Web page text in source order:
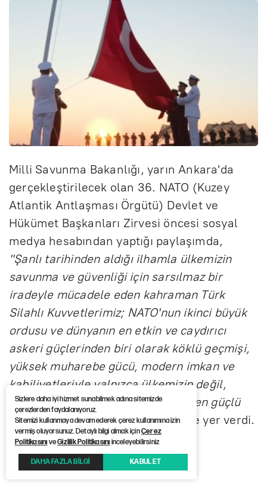
Milli Savunma Bakanlığı, yarın Ankara'da
gerçekleştirilecek olan 36. NATO (Kuzey
Atlantik Antlaşması Örgütü) Devlet ve
Hükümet Başkanları Zirvesi öncesi sosyal
medya hesabından yaptığı paylaşımda,
"Şanlı tarihinden aldığı ilhamla ülkemizin
savunma ve güvenliği için sarsılmaz bir
iradeyle mücadele eden kahraman Türk
Silahlı Kuvvetlerimiz; NATO'nun ikinci büyük
ordusu ve dünyanın en etkin ve caydırıcı
askeri güçlerinden biri olarak köklü geçmişi,
yüksek muharebe gücü, modern imkan ve
kabiliyetleriyle yalnızca ülkemizin değil,
bölgesel ve küresel güvenliğin de en güçlü
teminatlarından biridir"ifadelerine yer verdi.
Haber Kaynağı :
Sizlere daha iyi hizmet sunabilmek adına sitemizde
çerezlerden faydalanıyoruz.
Sitemizi kullanmaya devam ederek çerez kullanımına izin
vermiş oluyorsunuz. Detaylı bilgi almak içinÇerez
PolitikasınıveGizlilik Politikasınıinceleyebilirsiniz
DAHA FAZLA BİLGİ KABUL ET